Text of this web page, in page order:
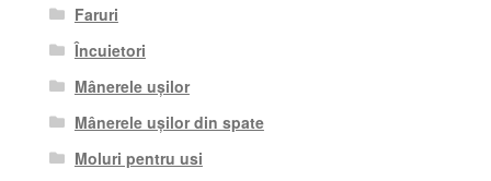
Faruri
Încuietori
Mânerele ușilor
Mânerele ușilor din spate
Moluri pentru usi